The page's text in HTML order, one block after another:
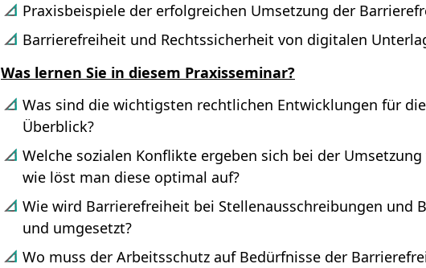
Praxisbeispiele der erfolgreichen Umsetzung der
Barrierefreiheit und Rechtssicherheit von digitalen
Was lernen Sie in diesem Praxisseminar?
Was sind die wichtigsten rechtlichen Entwicklungen für
Überblick?
Welche sozialen Konflikte ergeben sich bei der
wie löst man diese optimal auf?
Wie wird Barrierefreiheit bei Stellenausschreibungen und
und umgesetzt?
Wo muss der Arbeitsschutz auf Bedürfnisse der